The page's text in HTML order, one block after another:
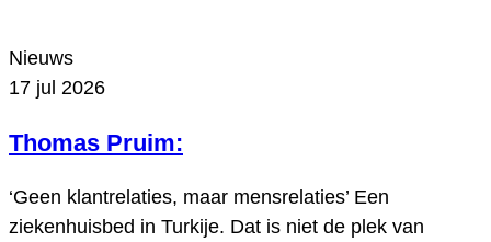
Nieuws
17 jul 2026
Thomas Pruim:
‘Geen klantrelaties, maar mensrelaties’ Een
ziekenhuisbed in Turkije. Dat is niet de plek van